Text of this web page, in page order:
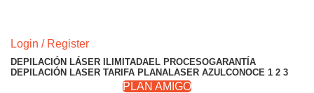
Login / Register
DEPILACIÓN LÁSER ILIMITADAEL PROCESOGARANTÍA
DEPILACIÓN LASER TARIFA PLANALASER AZULCONOCE 1 2 3
PLAN AMIGO